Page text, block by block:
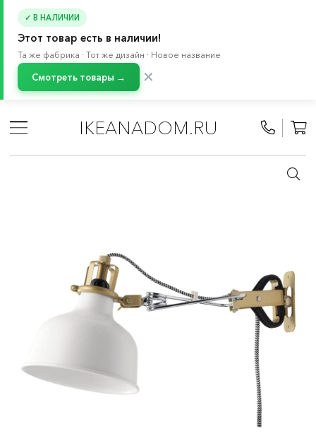
✓ В НАЛИЧИИ
Этот товар есть в наличии!
Та же фабрика · Тот же дизайн · Новое название
Смотреть товары → ✕
IKEANADOM.RU
/
Настенные софиты